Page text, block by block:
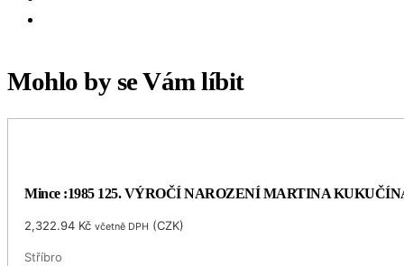
Mohlo by se Vám líbit
Mince :1985 125. VÝROČÍ NAROZENÍ MARTINA
2,322.94 Kč včetně DPH (CZK)
Stříbro